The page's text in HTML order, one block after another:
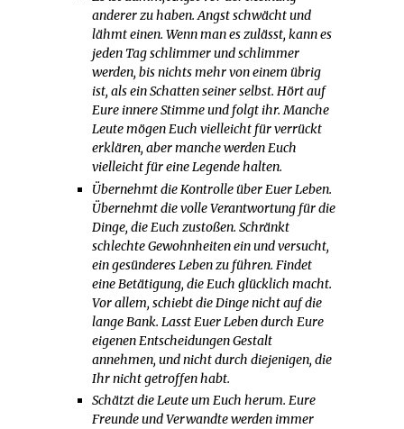
anderer zu haben. Angst schwächt und
lähmt einen. Wenn man es zulässt, kann es
jeden Tag schlimmer und schlimmer
werden, bis nichts mehr von einem übrig
ist, als ein Schatten seiner selbst. Hört auf
Eure innere Stimme und folgt ihr. Manche
Leute mögen Euch vielleicht für verrückt
erklären, aber manche werden Euch
vielleicht für eine Legende halten.
Übernehmt die Kontrolle über Euer Leben.
Übernehmt die volle Verantwortung für die
Dinge, die Euch zustoßen. Schränkt
schlechte Gewohnheiten ein und versucht,
ein gesünderes Leben zu führen. Findet
eine Betätigung, die Euch glücklich macht.
Vor allem, schiebt die Dinge nicht auf die
lange Bank. Lasst Euer Leben durch Eure
eigenen Entscheidungen Gestalt
annehmen, und nicht durch diejenigen, die
Ihr nicht getroffen habt.
Schätzt die Leute um Euch herum. Eure
Freunde und Verwandte werden immer